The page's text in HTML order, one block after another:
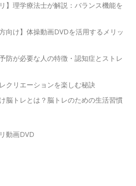
】理学療法士が解説：バランス機能を
向け】体操動画DVDを活用するメリッ
防が必要な人の特徴・認知症とストレ
クリエーションを楽しむ秘訣
脳トレとは？脳トレのための生活習慣
動画DVD